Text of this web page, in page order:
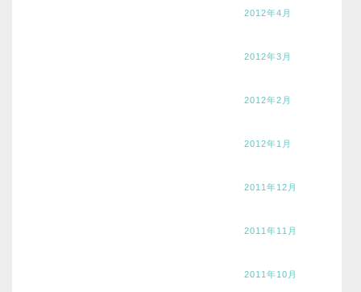
2012年4月
2012年3月
2012年2月
2012年1月
2011年12月
2011年11月
2011年10月